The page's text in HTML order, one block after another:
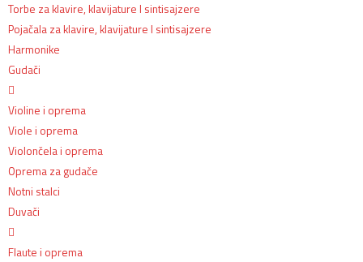
Torbe za klavire, klavijature I sintisajzere
Pojačala za klavire, klavijature I sintisajzere
Harmonike
Gudači
Violine i oprema
Viole i oprema
Violončela i oprema
Oprema za gudače
Notni stalci
Duvači
Flaute i oprema